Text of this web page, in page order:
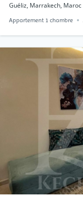
Guéliz, Marrakech, Maroc
Appartement 1 chambre